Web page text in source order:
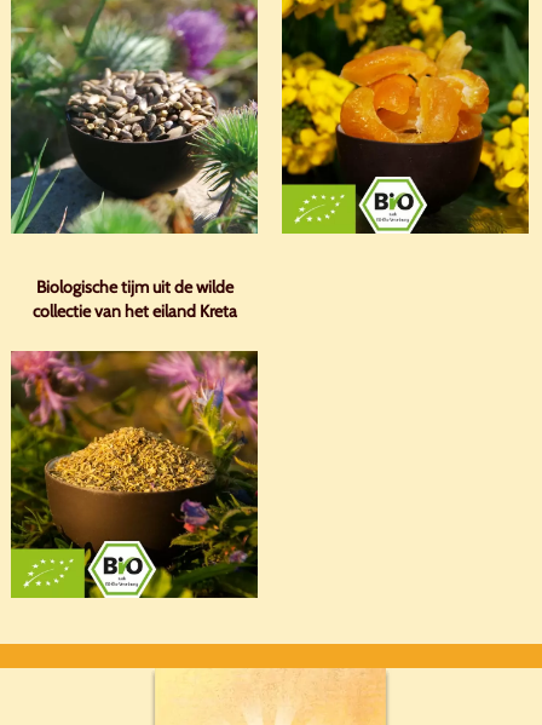
Biologische tijm uit de wilde
collectie van het eiland Kreta